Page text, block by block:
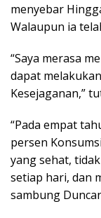
menyebar
Walaupun ia
“Saya merasa
dapat
Kesejaganan,”
“Pada empat
persen
yang sehat,
setiap hari, dan
sambung